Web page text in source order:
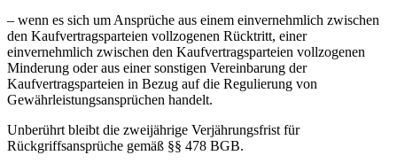
– wenn es sich um Ansprüche aus einem einvernehmlich zwischen
den Kaufvertragsparteien vollzogenen Rücktritt, einer
einvernehmlich zwischen den Kaufvertragsparteien vollzogenen
Minderung oder aus einer sonstigen Vereinbarung der
Kaufvertragsparteien in Bezug auf die Regulierung von
Gewährleistungsansprüchen handelt.
Unberührt bleibt die zweijährige Verjährungsfrist für
Rückgriffsansprüche gemäß §§ 478 BGB.